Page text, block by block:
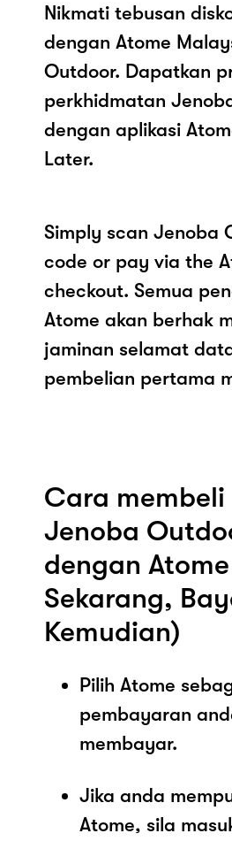
Nikmati tebusan
dengan Atome
Outdoor. Dapatkan
perkhidmatan
dengan aplikasi
Later.
Simply scan Jenoba
code or pay via the
checkout. Semua
Atome akan berhak
jaminan selamat
pembelian pertama
Cara membeli
Jenoba
dengan
Sekarang,
Kemudian)
Pilih Atome
pembayaran
membayar.
Jika anda
Atome, sila